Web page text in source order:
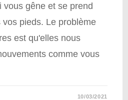
vous gêne et se prend
pieds. Le problème
est qu'elles nous
comme vous
10/03/2021